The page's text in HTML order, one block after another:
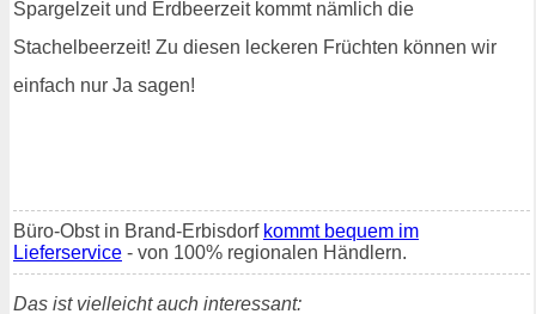
Spargelzeit und Erdbeerzeit kommt nämlich die
Stachelbeerzeit! Zu diesen leckeren Früchten können wir
einfach nur Ja sagen!
Büro-Obst in Brand-Erbisdorf kommt bequem im
Lieferservice - von 100% regionalen Händlern.
Das ist vielleicht auch interessant: